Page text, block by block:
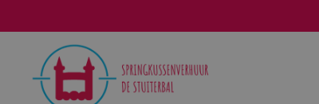
sluiten
Home